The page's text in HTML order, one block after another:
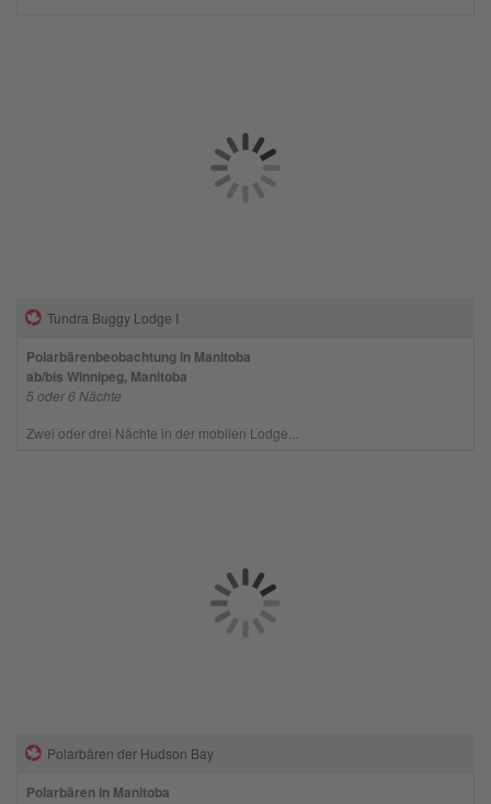
Tundra Buggy Lodge I
Polarbärenbeobachtung in Manitoba
ab/bis Winnipeg, Manitoba
5 oder 6 Nächte
Zwei oder drei Nächte in der mobilen Lodge...
Polarbären der Hudson Bay
Polarbären in Manitoba